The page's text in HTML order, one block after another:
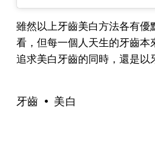
雖然以上牙齒美白方法各有優
看，但每一個人天生的牙齒本
追求美白牙齒的同時，還是以
牙齒 美白